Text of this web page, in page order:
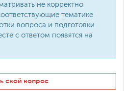
не корректно
тематике
вопроса и подготовки
с ответом появятся на
свой вопрос